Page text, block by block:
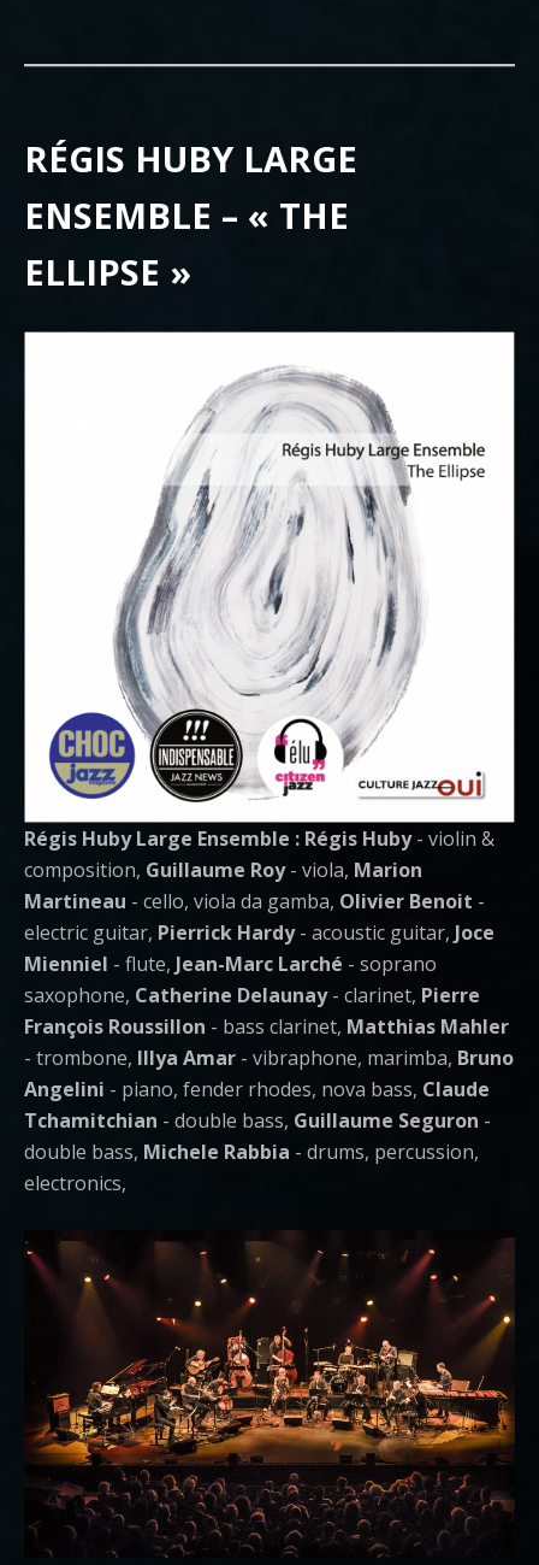
RÉGIS HUBY LARGE
ENSEMBLE – « THE
ELLIPSE »
Régis Huby Large Ensemble : Régis Huby- violin &
composition, Guillaume Roy- viola, Marion
Martineau - cello, viola da gamba, Olivier Benoit -
electric guitar, Pierrick Hardy- acoustic guitar, Joce
Mienniel - flute, Jean-Marc Larché - soprano
saxophone, Catherine Delaunay- clarinet, Pierre
François Roussillon - bass clarinet, Matthias Mahler
- trombone, Illya Amar - vibraphone, marimba, Bruno
Angelini - piano, fender rhodes, nova bass, Claude
Tchamitchian - double bass, Guillaume Seguron -
double bass, Michele Rabbia - drums, percussion,
electronics,